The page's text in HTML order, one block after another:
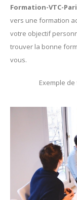
Formation-VTC-
vers une formation
votre objectif
trouver la bonne
vous.
Exemple